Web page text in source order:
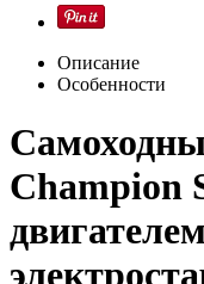
Описание
Особенности
Champion